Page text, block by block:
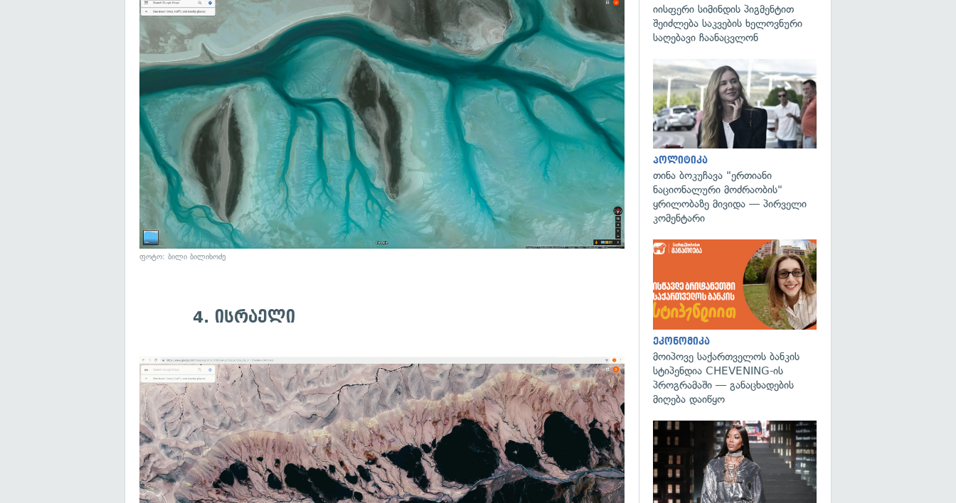
ფოტო: ბილი ბილიხოძე
4. ისრაელი
იისფერი სიმინდის პიგმენტით
შეიძლება საკვების ხელოვნური
საღებავი ჩაანაცვლონ
პოლიტიკა
თინა ბოკუჩავა "ერთიანი
ნაციონალური მოძრაობის"
ყრილობაზე მივიდა — პირველი
კომენტარი
ეკონომიკა
მოიპოვე საქართველოს ბანკის
სტიპენდია CHEVENING-ის
პროგრამაში — განაცხადების
მიღება დაიწყო